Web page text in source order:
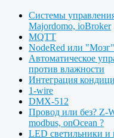
Системы
Majordomo, ioBroker
MQTT
NodeRed или
Автоматическое
против влажности
Интеграция
1-wire
DMX-512
Провод или без? Z-
modbus, onOcean ?
LED светильники и